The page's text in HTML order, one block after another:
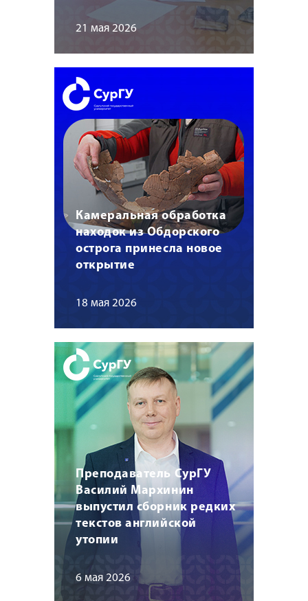
21 мая 2026
Камеральная обработка
находок из Обдорского
острога принесла новое
открытие
18 мая 2026
Преподаватель СурГУ
Василий Мархинин
выпустил сборник редких
текстов английской
утопии
6 мая 2026